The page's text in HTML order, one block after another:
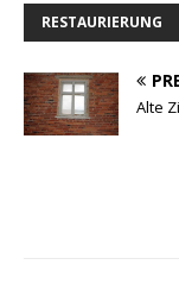
RESTAURIERUNG
Alte